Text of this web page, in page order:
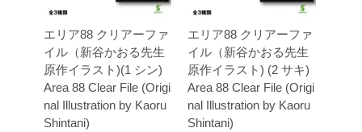
エリア88 クリアーファ
イル（新谷かおる先生
原作イラスト)(1 シン)
Area 88 Clear File (Origi
nal Illustration by Kaoru
Shintani)
エリア88 クリアーファ
イル（新谷かおる先生
原作イラスト) (2 サキ)
Area 88 Clear File (Origi
nal Illustration by Kaoru
Shintani)